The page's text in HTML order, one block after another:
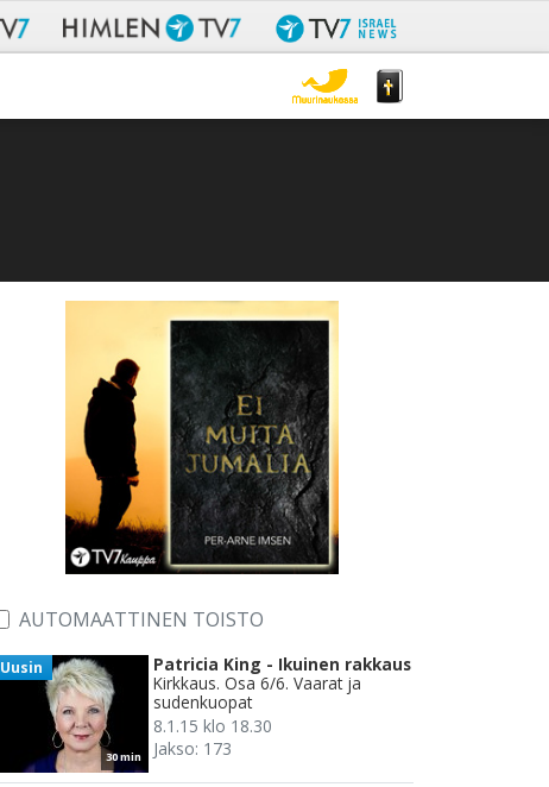
AUTOMAATTINEN TOISTO
30 min
Uusin
Patricia King - Ikuinen rakkaus
Kirkkaus. Osa 6/6. Vaarat ja
sudenkuopat
8.1.15 klo 18.30
Jakso: 173